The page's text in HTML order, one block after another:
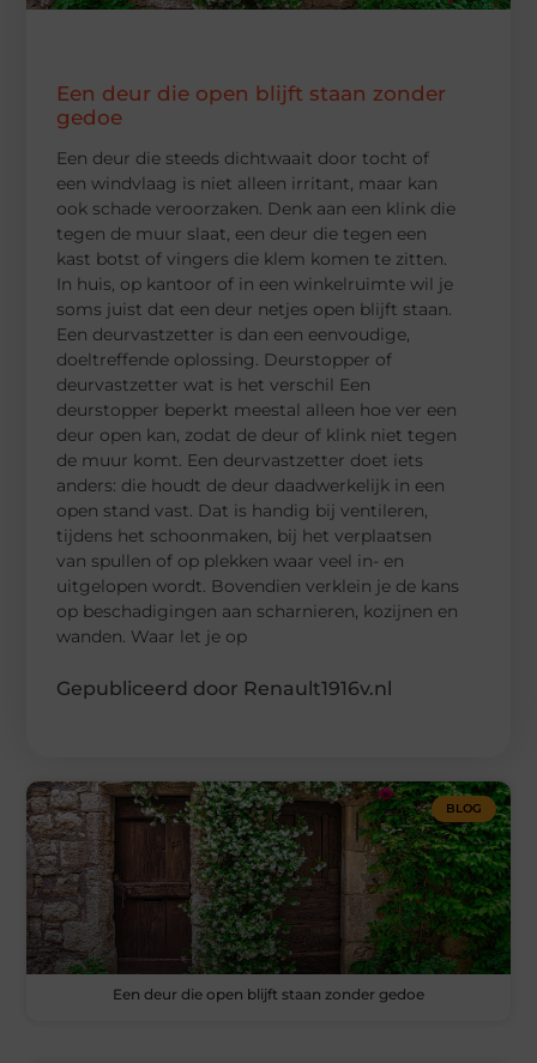
Een deur die open blijft staan zonder
gedoe
Een deur die steeds dichtwaait door tocht of
een windvlaag is niet alleen irritant, maar kan
ook schade veroorzaken. Denk aan een klink die
tegen de muur slaat, een deur die tegen een
kast botst of vingers die klem komen te zitten.
In huis, op kantoor of in een winkelruimte wil je
soms juist dat een deur netjes open blijft staan.
Een deurvastzetter is dan een eenvoudige,
doeltreffende oplossing. Deurstopper of
deurvastzetter wat is het verschil Een
deurstopper beperkt meestal alleen hoe ver een
deur open kan, zodat de deur of klink niet tegen
de muur komt. Een deurvastzetter doet iets
anders: die houdt de deur daadwerkelijk in een
open stand vast. Dat is handig bij ventileren,
tijdens het schoonmaken, bij het verplaatsen
van spullen of op plekken waar veel in- en
uitgelopen wordt. Bovendien verklein je de kans
op beschadigingen aan scharnieren, kozijnen en
wanden. Waar let je op
Gepubliceerd door Renault1916v.nl
BLOG
Een deur die open blijft staan zonder gedoe